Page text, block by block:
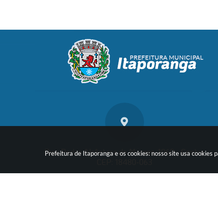
Prefeitura de Itaporanga e os cookies: nosso site usa cookies
Rua: Pedro Alcântara de Moraes, 1060 - Centro